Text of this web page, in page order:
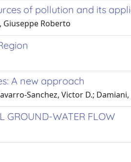
of pollution and its
Giuseppe Roberto
A new approach
Sanchez, Victor D.;
GROUND-WATER FLOW